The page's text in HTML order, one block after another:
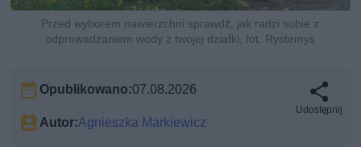
Przed wyborem nawierzchni sprawdź, jak radzi sobie z
odprowadzaniem wody z twojej działki, fot. Rystemys
Opublikowano:07.08.2026
Autor:Agnieszka Markiewicz
Udostępnij